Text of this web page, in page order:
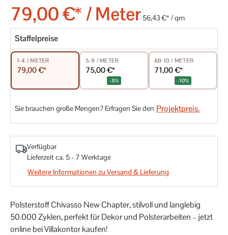
79,00 €* / Meter 56,43 €* / qm
Staffelpreise
1-4 / METER
79,00 €*
5-9 / METER
75,00 €*
-5%
AB 10 / METER
71,00 €*
-10%
Sie brauchen große Mengen? Erfragen Sie den Projektpreis.
Verfügbar
Lieferzeit ca. 5 - 7 Werktage
Weitere Informationen zu Versand & Lieferung
Polsterstoff Chivasso New Chapter, stilvoll und langlebig
50.000 Zyklen, perfekt für Dekor und Polsterarbeiten – jetzt
online bei Villakontor kaufen!